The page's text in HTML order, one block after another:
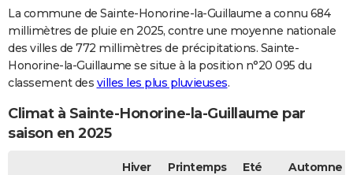
La commune de Sainte-Honorine-la-Guillaume a connu 684
millimètres de pluie en 2025, contre une moyenne nationale
des villes de 772 millimètres de précipitations. Sainte-
Honorine-la-Guillaume se situe à la position n°20 095 du
classement des villes les plus pluvieuses.
Climat à Sainte-Honorine-la-Guillaume par
saison en 2025
Hiver Printemps Eté Automne